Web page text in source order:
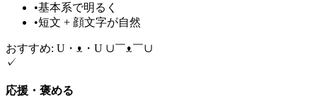
•基本系で明るく
•短文 + 顔文字が自然
おすすめ: U・ᴥ・U ∪￣ᴥ￣∪
✓
応援・褒める